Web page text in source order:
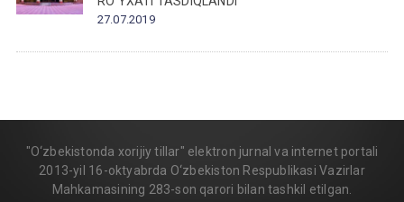
27.07.2019
"O‘zbekistonda xorijiy tillar" elektron jurnal va internet portali
2013-yil 16-oktyabrda O‘zbekiston Respublikasi Vazirlar
Mahkamasining 283-son qarori bilan tashkil etilgan.